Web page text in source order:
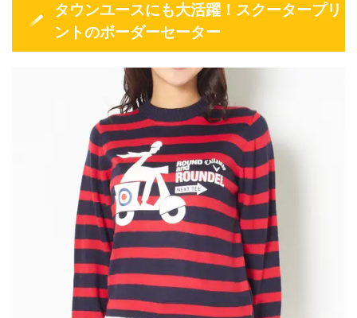
タウンユースにも大活躍！スクータープリ
ントのボーダーセーター